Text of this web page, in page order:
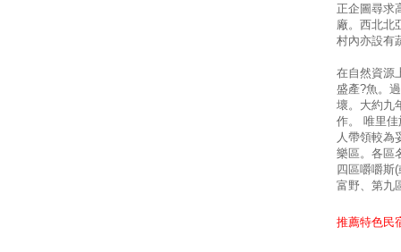
正企圖尋求
廠。西北北
村內亦設有
在自然資源
盛產?魚。
壞。大約九
作。 唯里
人帶領較為
樂區。各區
四區嚼嚼斯
富野、第九
推薦特色民